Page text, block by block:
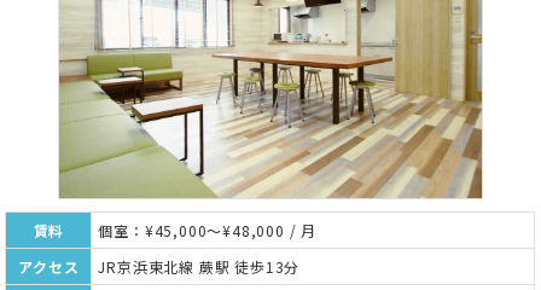
賃料
個室：¥45,000～¥48,000 / 月
アクセス
JR京浜東北線 蕨駅 徒歩13分